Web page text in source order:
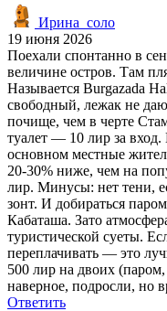
Ирина_соло
19 июня 2026
Поехали спонтанно в
величине остров. Там
Называется Burgazada
свободный, лежак не
почище, чем в черте
туалет — 10 лир за
основном местные
20-30% ниже, чем на
лир. Минусы: нет тени,
зонт. И добираться
Кабаташа. Зато
туристической суеты.
переплачивать — это
500 лир на двоих
наверное, подросли, но
Ответить